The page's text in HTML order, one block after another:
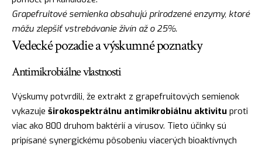
Grapefruitové semienka obsahujú prirodzené enzymy, ktoré
môžu zlepšiť vstrebávanie živín až o 25%.
Vedecké pozadie a výskumné poznatky
Antimikrobiálne vlastnosti
Výskumy potvrdili, že extrakt z grapefruitových semienok
vykazuje širokospektrálnu antimikrobiálnu aktivitu proti
viac ako 800 druhom baktérií a vírusov. Tieto účinky sú
pripísané synergickému pôsobeniu viacerých bioaktívnych